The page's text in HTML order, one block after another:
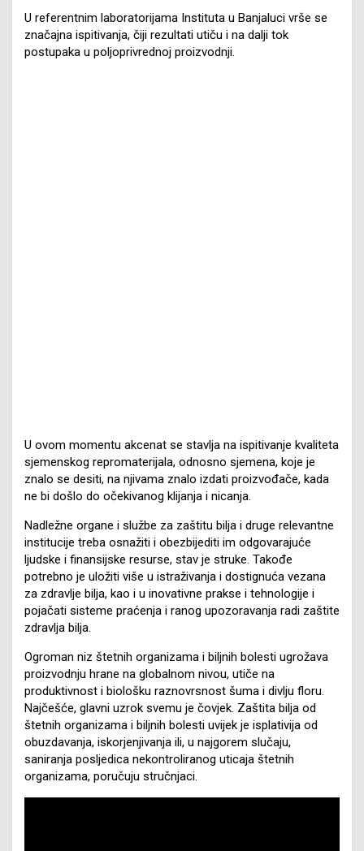
U referentnim laboratorijama Instituta u Banjaluci vrše se
značajna ispitivanja, čiji rezultati utiču i na dalji tok
postupaka u poljoprivrednoj proizvodnji.
U ovom momentu akcenat se stavlja na ispitivanje kvaliteta
sjemenskog repromaterijala, odnosno sjemena, koje je
znalo se desiti, na njivama znalo izdati proizvođače, kada
ne bi došlo do očekivanog klijanja i nicanja.
Nadležne organe i službe za zaštitu bilja i druge relevantne
institucije treba osnažiti i obezbijediti im odgovarajuće
ljudske i finansijske resurse, stav je struke. Takođe
potrebno je uložiti više u istraživanja i dostignuća vezana
za zdravlje bilja, kao i u inovativne prakse i tehnologije i
pojačati sisteme praćenja i ranog upozoravanja radi zaštite
zdravlja bilja.
Ogroman niz štetnih organizama i biljnih bolesti ugrožava
proizvodnju hrane na globalnom nivou, utiče na
produktivnost i biološku raznovrsnost šuma i divlju floru.
Najčešće, glavni uzrok svemu je čovjek. Zaštita bilja od
štetnih organizama i biljnih bolesti uvijek je isplativija od
obuzdavanja, iskorjenjivanja ili, u najgorem slučaju,
saniranja posljedica nekontroliranog uticaja štetnih
organizama, poručuju stručnjaci.